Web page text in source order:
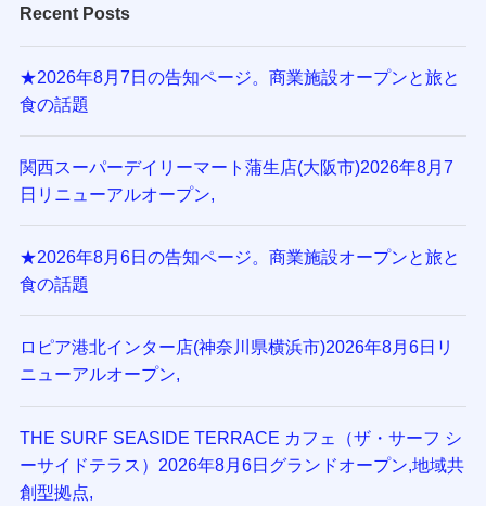
Recent Posts
★2026年8月7日の告知ページ。商業施設オープンと旅と
食の話題
関西スーパーデイリーマート蒲生店(大阪市)2026年8月7
日リニューアルオープン,
★2026年8月6日の告知ページ。商業施設オープンと旅と
食の話題
ロピア港北インター店(神奈川県横浜市)2026年8月6日リ
ニューアルオープン,
THE SURF SEASIDE TERRACE カフェ（ザ・サーフ シ
ーサイドテラス）2026年8月6日グランドオープン,地域共
創型拠点,